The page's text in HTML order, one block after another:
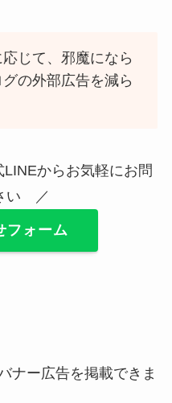
じて、邪魔になら
の外部広告を減ら
からお気軽にお問
い ／
フォーム
ナー広告を掲載できま